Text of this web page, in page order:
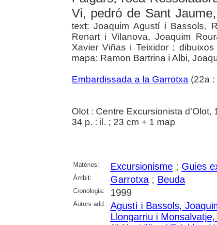
Vi, pedró de Sant
text: Joaquim Agustí i Bassols,
Renart i Vilanova, Joaquim
Xavier Viñas i Teixidor ;
mapa: Ramon Bartrina i Albi,
Embardissada a la Garrotxa (22a :
Olot : Centre Excursionista d'Olot,
34 p. : il. ; 23 cm + 1 map
Matèries: Excursionisme; Guies
Àmbit: Garrotxa; Beuda
Cronologia: 1999
Autors add.: Agustí i Bassols,
Llongarriu i